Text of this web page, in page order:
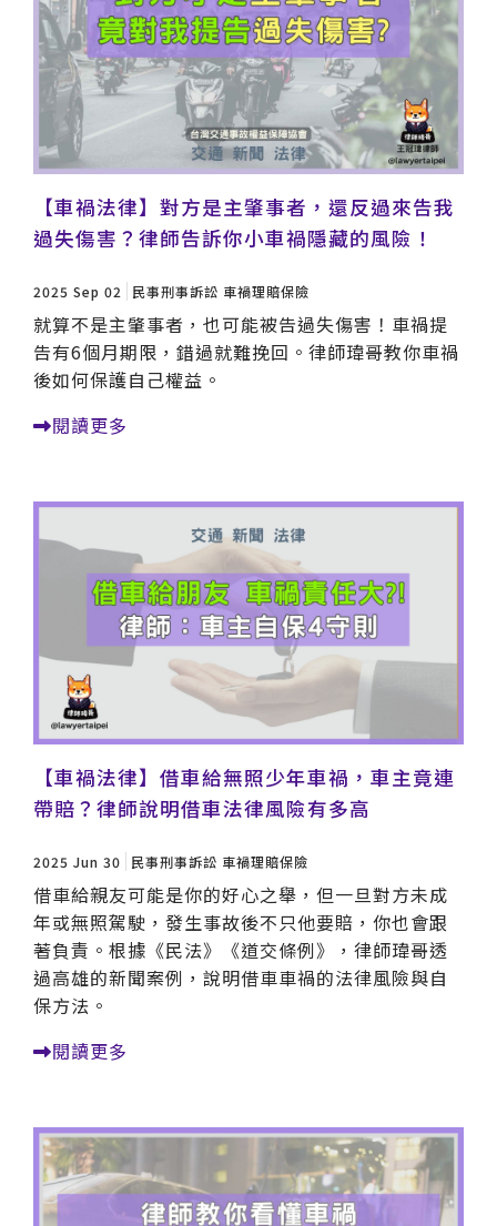
【車禍法律】對方是主肇事者，還反過來告我
過失傷害？律師告訴你小車禍隱藏的風險！
2025 Sep 02 民事刑事訴訟 車禍理賠保險
就算不是主肇事者，也可能被告過失傷害！車禍提
告有6個月期限，錯過就難挽回。律師瑋哥教你車禍
後如何保護自己權益。
閱讀更多
【車禍法律】借車給無照少年車禍，車主竟連
帶賠？律師說明借車法律風險有多高
2025 Jun 30 民事刑事訴訟 車禍理賠保險
借車給親友可能是你的好心之舉，但一旦對方未成
年或無照駕駛，發生事故後不只他要賠，你也會跟
著負責。根據《民法》《道交條例》，律師瑋哥透
過高雄的新聞案例，說明借車車禍的法律風險與自
保方法。
閱讀更多